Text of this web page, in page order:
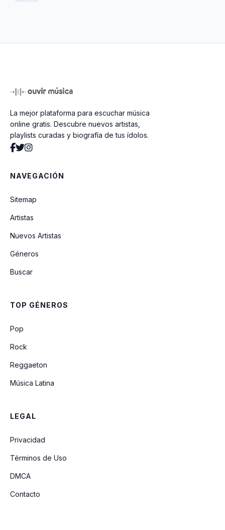
Preparen La Mesa
Ha Nacido Jesús
La mejor plataforma para escuchar música
online gratis. Descubre nuevos artistas,
playlists curadas y biografía de tus ídolos.
NAVEGACIÓN
Sitemap
Artistas
Nuevos Artistas
Géneros
Buscar
TOP GÉNEROS
Pop
Rock
Reggaeton
Música Latina
LEGAL
Privacidad
Términos de Uso
DMCA
Contacto